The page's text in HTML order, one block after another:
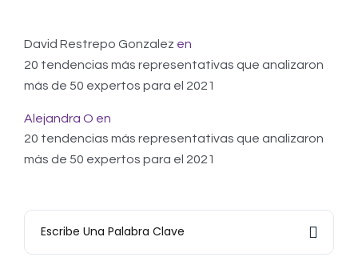
David Restrepo Gonzalez en
20 tendencias más representativas que analizaron
más de 50 expertos para el 2021
Alejandra O en
20 tendencias más representativas que analizaron
más de 50 expertos para el 2021